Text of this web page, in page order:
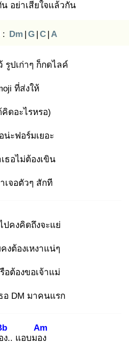
อย่าเสียใจแล้วกัน
: Dm | G | C | A
รูปเก่าๆ ก็กดไลค์
oji ที่ส่งให้
คิดอะไรหรอ)
น่ะฟอร์มเยอะ
ธอไม่ต้องเขิน
เจอตัวๆ สักที
ปคงคิดถึงจะแย่
งต้องเหงาแน่ๆ
อต้องขอเจ้าแม่
อ DM มาคนแรก
ง.. แอบมอง
Am